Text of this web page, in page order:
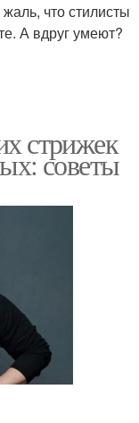
что стилисты
А вдруг умеют?
стрижек
советы